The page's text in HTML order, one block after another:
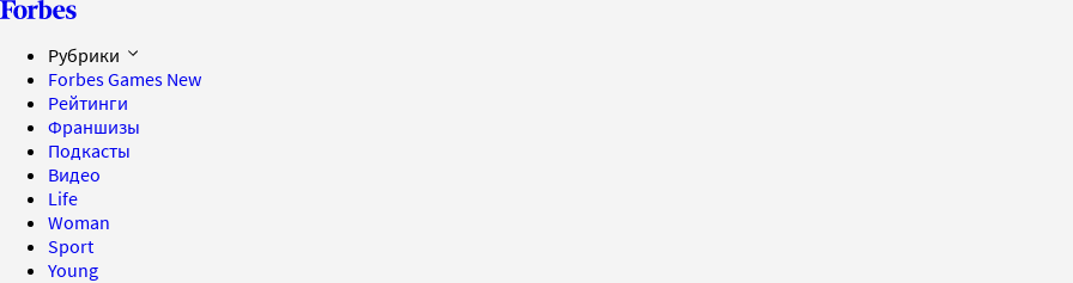
Рубрики
Forbes Games New
Рейтинги
Франшизы
Подкасты
Видео
Life
Woman
Sport
Young